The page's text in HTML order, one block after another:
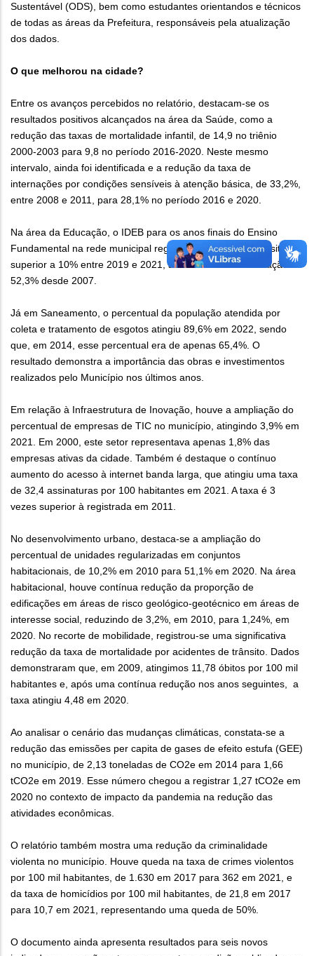
Sustentável (ODS), bem como estudantes orientandos e técnicos
de todas as áreas da Prefeitura, responsáveis pela atualização
dos dados.
O que melhorou na cidade?
Entre os avanços percebidos no relatório, destacam-se os
resultados positivos alcançados na área da Saúde, como a
redução das taxas de mortalidade infantil, de 14,9 no triênio
2000-2003 para 9,8 no período 2016-2020. Neste mesmo
intervalo, ainda foi identificada e a redução da taxa de
internações por condições sensíveis à atenção básica, de 33,2%,
entre 2008 e 2011, para 28,1% no período 2016 e 2020.
Na área da Educação, o IDEB para os anos finais do Ensino
Fundamental na rede municipal registrou uma variação positiva
superior a 10% entre 2019 e 2021, acumulando uma elevação de
52,3% desde 2007.
Já em Saneamento, o percentual da população atendida por
coleta e tratamento de esgotos atingiu 89,6% em 2022, sendo
que, em 2014, esse percentual era de apenas 65,4%. O
resultado demonstra a importância das obras e investimentos
realizados pelo Município nos últimos anos.
Em relação à Infraestrutura de Inovação, houve a ampliação do
percentual de empresas de TIC no município, atingindo 3,9% em
2021. Em 2000, este setor representava apenas 1,8% das
empresas ativas da cidade. Também é destaque o contínuo
aumento do acesso à internet banda larga, que atingiu uma taxa
de 32,4 assinaturas por 100 habitantes em 2021. A taxa é 3
vezes superior à registrada em 2011.
No desenvolvimento urbano, destaca-se a ampliação do
percentual de unidades regularizadas em conjuntos
habitacionais, de 10,2% em 2010 para 51,1% em 2020. Na área
habitacional, houve contínua redução da proporção de
edificações em áreas de risco geológico-geotécnico em áreas de
interesse social, reduzindo de 3,2%, em 2010, para 1,24%, em
2020. No recorte de mobilidade, registrou-se uma significativa
redução da taxa de mortalidade por acidentes de trânsito. Dados
demonstraram que, em 2009, atingimos 11,78 óbitos por 100 mil
habitantes e, após uma contínua redução nos anos seguintes, a
taxa atingiu 4,48 em 2020.
Ao analisar o cenário das mudanças climáticas, constata-se a
redução das emissões per capita de gases de efeito estufa (GEE)
no município, de 2,13 toneladas de CO2e em 2014 para 1,66
tCO2e em 2019. Esse número chegou a registrar 1,27 tCO2e em
2020 no contexto de impacto da pandemia na redução das
atividades econômicas.
O relatório também mostra uma redução da criminalidade
violenta no município. Houve queda na taxa de crimes violentos
por 100 mil habitantes, de 1.630 em 2017 para 362 em 2021, e
da taxa de homicídios por 100 mil habitantes, de 21,8 em 2017
para 10,7 em 2021, representando uma queda de 50%.
O documento ainda apresenta resultados para seis novos